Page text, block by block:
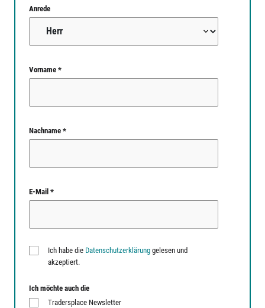
Anrede
Vorname *
Nachname *
E-Mail *
Ich habe die Datenschutzerklärung gelesen und
akzeptiert.
Ich möchte auch die
Tradersplace Newsletter